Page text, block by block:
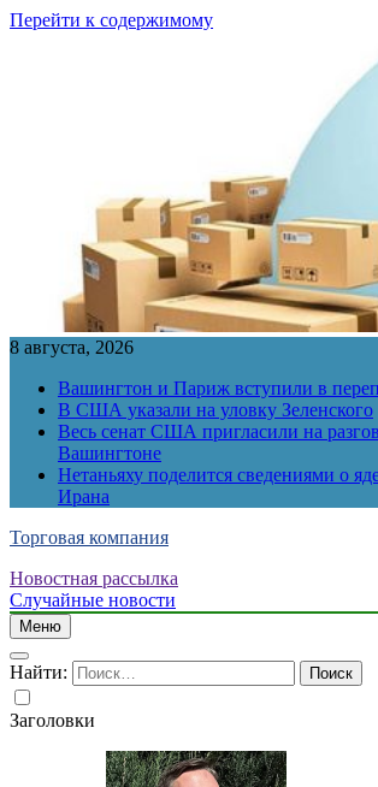
Перейти к содержимому
8 августа, 2026
Вашингтон и Париж вступили в
В США указали на уловку Зеленского
Весь сенат США пригласили на
Вашингтоне
Нетаньяху поделится сведениями о
Ирана
Торговая компания
Новостная рассылка
Случайные новости
Меню
Найти:
Заголовки